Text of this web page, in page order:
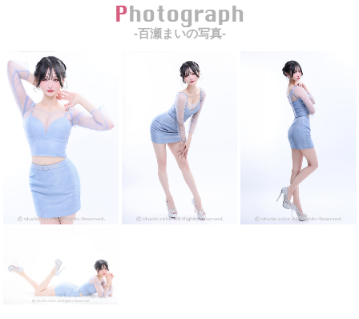
Photograph
-百瀬まいの写真-